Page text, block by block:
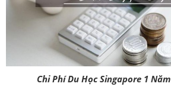
Chi Phí Du Học Singapore 1 Năm